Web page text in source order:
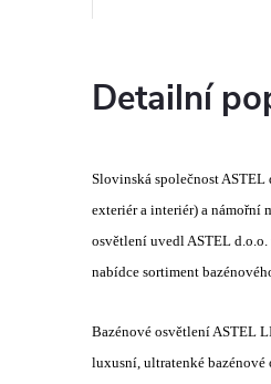
Detailní
Slovinská společnost
exteriér a interiér) a námořní
osvětlení uvedl ASTEL
nabídce sortiment
Bazénové osvětlení ASTEL
luxusní, ultratenké bazénové